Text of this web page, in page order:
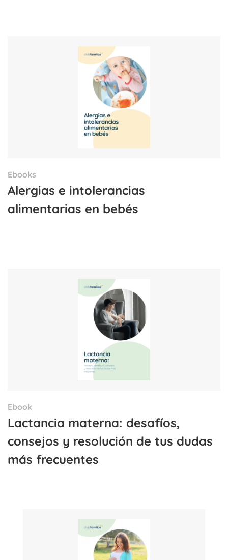
Ebooks
Alergias e intolerancias
alimentarias en bebés
Ebook
Lactancia materna: desafíos,
consejos y resolución de tus dudas
más frecuentes